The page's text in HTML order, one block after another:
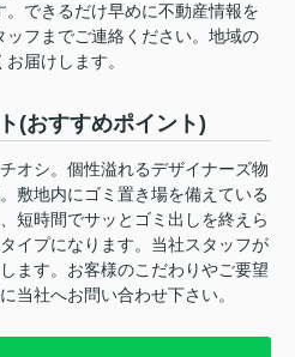
できるだけ早めに不動産情報を
ッフまでご連絡ください。地域の
届けします。
(おすすめポイント)
オシ。個性溢れるデザイナーズ物
敷地内にゴミ置き場を備えている
短時間でサッとゴミ出しを終えら
イプになります。当社スタッフが
ます。お客様のこだわりやご要望
当社へお問い合わせ下さい。